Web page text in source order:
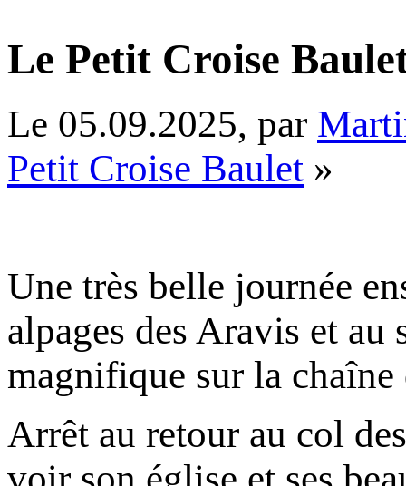
Le Petit Croise
Le 05.09.2025, par
Petit Croise Baulet »
Une très belle journée
alpages des Aravis et
magnifique sur la
Arrêt au retour au col